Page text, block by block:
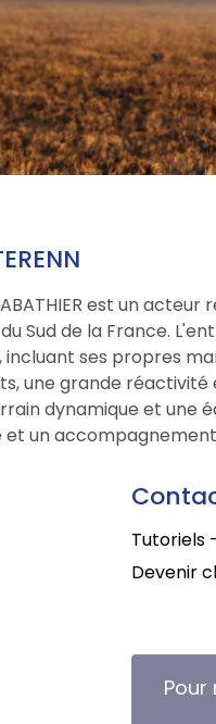
est un
Sud de la France.
ses propres
une grande
dynamique et une
un
Tutoriels
Devenir